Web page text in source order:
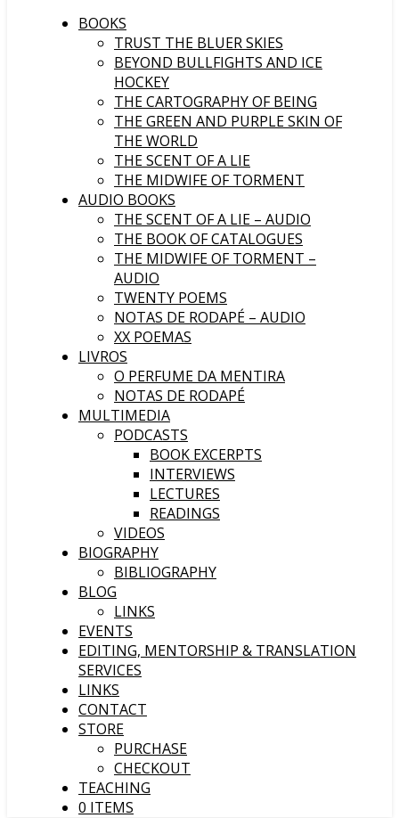
BOOKS
TRUST THE BLUER SKIES
BEYOND BULLFIGHTS AND ICE
HOCKEY
THE CARTOGRAPHY OF BEING
THE GREEN AND PURPLE SKIN OF
THE WORLD
THE SCENT OF A LIE
THE MIDWIFE OF TORMENT
AUDIO BOOKS
THE SCENT OF A LIE – AUDIO
THE BOOK OF CATALOGUES
THE MIDWIFE OF TORMENT –
AUDIO
TWENTY POEMS
NOTAS DE RODAPÉ – AUDIO
XX POEMAS
LIVROS
O PERFUME DA MENTIRA
NOTAS DE RODAPÉ
MULTIMEDIA
PODCASTS
BOOK EXCERPTS
INTERVIEWS
LECTURES
READINGS
VIDEOS
BIOGRAPHY
BIBLIOGRAPHY
BLOG
LINKS
EVENTS
EDITING, MENTORSHIP & TRANSLATION
SERVICES
LINKS
CONTACT
STORE
PURCHASE
CHECKOUT
TEACHING
0 ITEMS